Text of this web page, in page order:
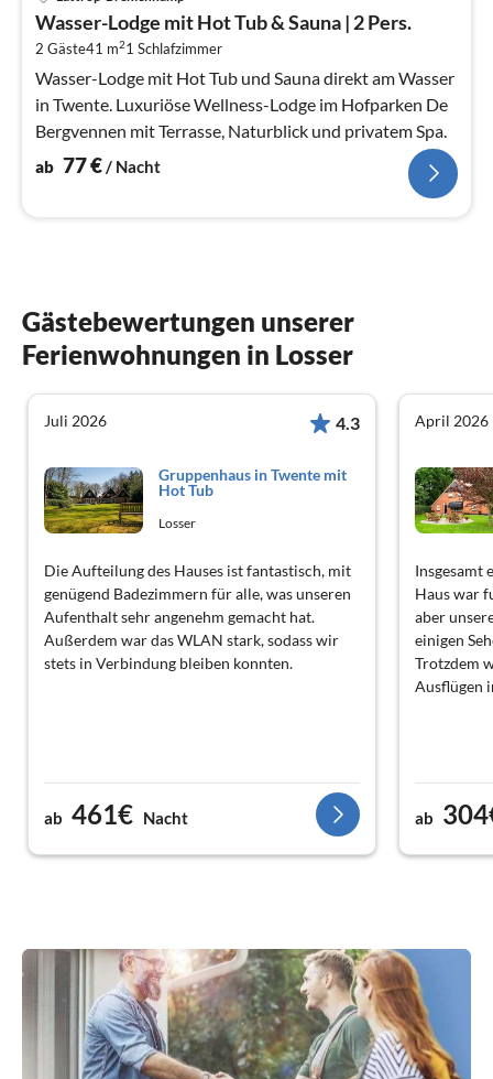
Wasser-Lodge mit Hot Tub & Sauna | 2 Pers.
2 Gäste41 m21 Schlafzimmer
Wasser-Lodge mit Hot Tub und Sauna direkt am Wasser
in Twente. Luxuriöse Wellness-Lodge im Hofparken De
Bergvennen mit Terrasse, Naturblick und privatem Spa.
ab 77€ / Nacht
Gästebewertungen unserer
Ferienwohnungen in Losser
Juli 2026 4.3
Gruppenhaus in Twente mit
Hot Tub
Losser
Die Aufteilung des Hauses ist fantastisch, mit
genügend Badezimmern für alle, was unseren
Aufenthalt sehr angenehm gemacht hat.
Außerdem war das WLAN stark, sodass wir
stets in Verbindung bleiben konnten.
ab 461€ Nacht
April 2026
Insgesamt
Haus war
aber
einigen
Trotzdem
Ausflügen
ab